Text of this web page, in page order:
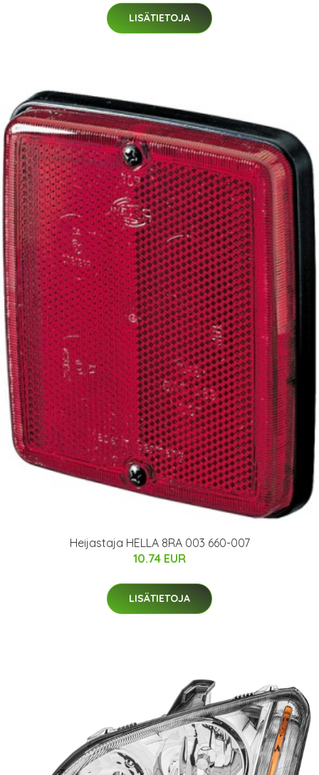
LISÄTIETOJA
Heijastaja HELLA 8RA 003 660-007
10.74 EUR
LISÄTIETOJA